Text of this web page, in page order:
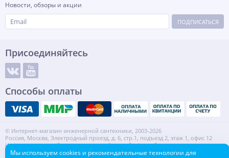
Новости, обзоры и акции
ПОДПИСАТЬСЯ
Присоединяйтесь
Способы оплаты
© Интернет-магазин инженерной сантехники, 2003-2026
Россия, Москва, Электродный проезд, д. 6, стр.1, подъезд 2, этаж 1, офис 12
Информация на сайте не является публичной офертой.
ИНН: 7720553918 КПП: 772001001
Мы используем cookies и рекомендательные технологии для